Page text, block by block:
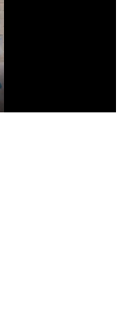
الدوري السعودي